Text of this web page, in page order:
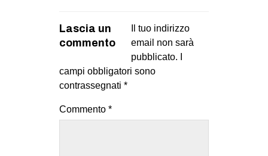
Lascia un
commento
Il tuo indirizzo
email non sarà
pubblicato.
campi obbligatori sono
contrassegnati *
Commento *